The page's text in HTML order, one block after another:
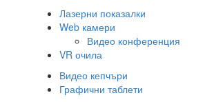
Лазерни показалки
Web камери
Видео конференция
VR очила
Видео кепчъри
Графични таблети